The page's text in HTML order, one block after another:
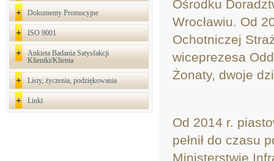
Dokumenty Promocyjne
ISO 9001
Ankieta Badania Satysfakcji
Klientki/Klienta
Listy, życzenia, podziękowania
Linki
Ośrodku
Wrocławiu. Od
Ochotniczej
wiceprezesa
Żonaty, dwoje
Od 2014 r.
pełnił do czasu
Ministerstwie